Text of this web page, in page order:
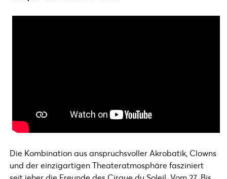
Die Kombination aus anspruchsvoller Akrobatik, Clowns
und der einzigartigen Theateratmosphäre fasziniert